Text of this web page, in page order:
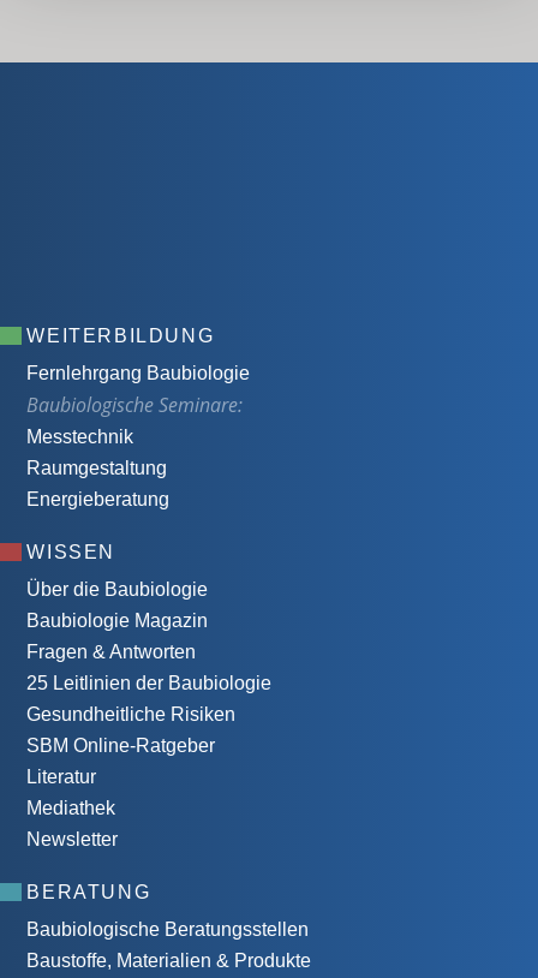
WEITERBILDUNG
Fernlehrgang Baubiologie
Baubiologische Seminare:
Messtechnik
Raumgestaltung
Energieberatung
WISSEN
Über die Baubiologie
Baubiologie Magazin
Fragen & Antworten
25 Leitlinien der Baubiologie
Gesundheitliche Risiken
SBM Online-Ratgeber
Literatur
Mediathek
Newsletter
BERATUNG
Baubiologische Beratungsstellen
Baustoffe, Materialien & Produkte